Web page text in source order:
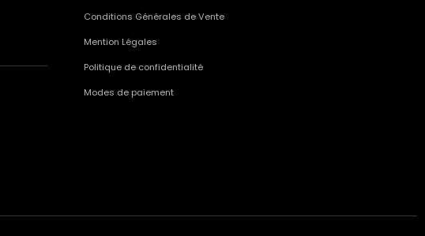
Conditions Générales de Vente
Mention Légales
Politique de confidentialité
Modes de paiement